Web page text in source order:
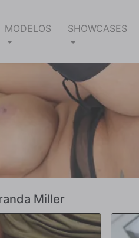
MODELOS SHOWCASES
Miller